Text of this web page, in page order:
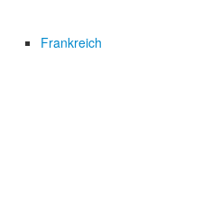
Frankreich